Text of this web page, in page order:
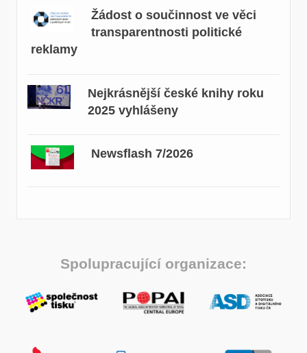
Žádost o součinnost ve věci
transparentnosti politické
reklamy
Nejkrásnější české knihy roku
2025 vyhlášeny
Newsflash 7/2026
Spolupracující organizace: